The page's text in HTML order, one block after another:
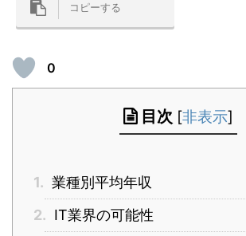
コピーする
0
目次 [非表示]
1. 業種別平均年収
2. IT業界の可能性